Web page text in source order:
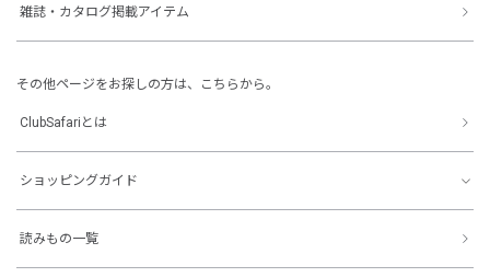
雑誌・カタログ掲載アイテム
その他ページをお探しの方は、こちらから。
ClubSafariとは
ショッピングガイド
読みもの一覧